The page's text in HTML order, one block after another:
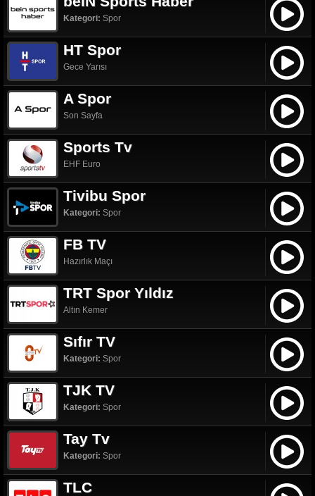
Kategori: Spor
HT Spor
Gece Yarısı
A Spor
Son Sayfa
Sports Tv
EHF Euro
Tivibu Spor
Kategori: Spor
FB TV
Hazırlık Maçı
TRT Spor Yıldız
Altın Kemer
Sıfır TV
Kategori: Spor
TJK TV
Kategori: Spor
Tay Tv
Kategori: Spor
TLC